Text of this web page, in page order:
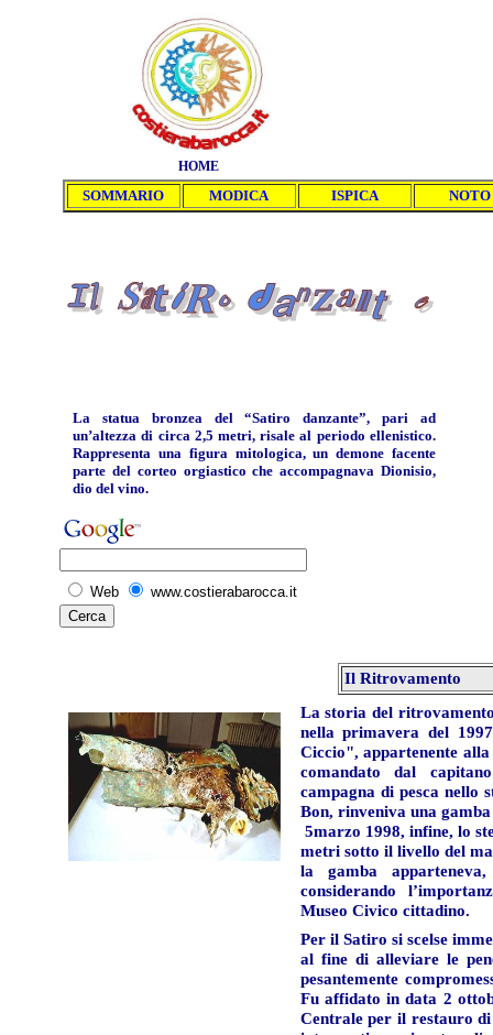
HOME
SOMMARIO MODICA ISPICA NOTO
La statua bronzea del “Satiro danzante”, pari ad
un’altezza di circa 2,5 metri, risale al periodo ellenistico.
Rappresenta una figura mitologica, un demone facente
parte del corteo orgiastico che accompagnava Dionisio,
dio del vino.
Web www.costierabarocca.it
Il Ritrovamento
La storia del
nella primavera del
Ciccio", appartenente
comandato dal
campagna di pesca nello
Bon, rinveniva una
5marzo 1998, infine, lo
metri sotto il livello del
la gamba
considerando
Museo Civico cittadino.
Per il Satiro si scelse
al fine di alleviare le
pesantemente
Fu affidato in data 2
Centrale per il restauro